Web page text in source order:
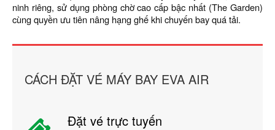
ninh riêng, sử dụng phòng chờ cao cấp bậc nhất (The Garden)
cùng quyền ưu tiên nâng hạng ghế khi chuyến bay quá tải.
CÁCH ĐẶT VÉ MÁY BAY EVA AIR
Đặt vé trực tuyến